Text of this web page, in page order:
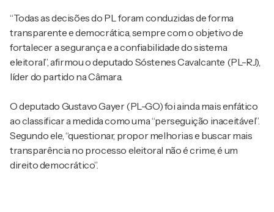
“Todas as decisões do PL foram conduzidas de forma
transparente e democrática, sempre com o objetivo de
fortalecer a segurança e a confiabilidade do sistema
eleitoral”, afirmou o deputado Sóstenes Cavalcante (PL-RJ),
líder do partido na Câmara.
O deputado Gustavo Gayer (PL-GO) foi ainda mais enfático
ao classificar a medida como uma “perseguição inaceitável”.
Segundo ele, “questionar, propor melhorias e buscar mais
transparência no processo eleitoral não é crime, é um
direito democrático”.